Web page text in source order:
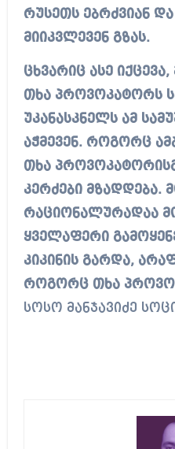
რუსეთს ებრძვიან
მიიკვლევენ გზას.
ცხვარიც ასე
თხა პროვოკატორს
უკანასკნელს ამ
აჭმევენ. როგორც
თხა
კერძები
რაციონალურადაა
ყველაფერი
კიკინის გარდა,
როგორც თხა
სოსო მანჯავიძე